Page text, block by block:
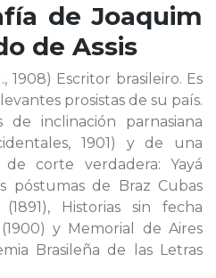
de Joaquim
de Assis
1908) Escritor brasileiro. Es
prosistas de su país.
de inclinación parnasiana
1901) y de una
corte verdadera: Yayá
póstumas de Braz Cubas
Historias sin fecha
y Memorial de Aires
Brasileña de las Letras